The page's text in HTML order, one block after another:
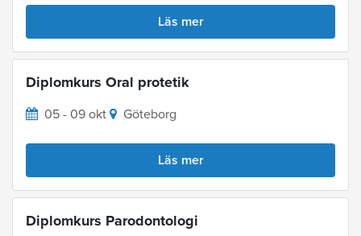
Läs mer
Diplomkurs Oral protetik
05 - 09 okt Göteborg
Läs mer
Diplomkurs Parodontologi